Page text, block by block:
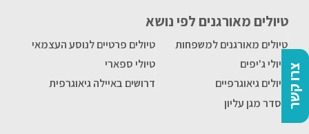
צרו קשר
טיולים מאורגנים לפי נושא
טיולים מאורגנים למשפחות
טיולים פרטיים לנוסע העצמאי
טיולי ג'יפים
טיולי ספארי
טיולים גיאוגרפיים
דרושים באיילה גיאוגרפית
הסדר מגן עליון